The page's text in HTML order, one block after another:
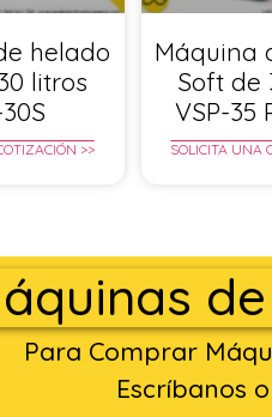
helado
litros
>>
Máquina
Soft de
VSP-35
SOLICITA UNA
Para Comprar
Escríbanos